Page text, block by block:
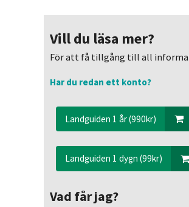
Vill du läsa mer?
För att få tillgång till all
Har du redan ett konto?
Landguiden 1 år (990kr)
Landguiden 1 dygn (99kr)
Vad får jag?